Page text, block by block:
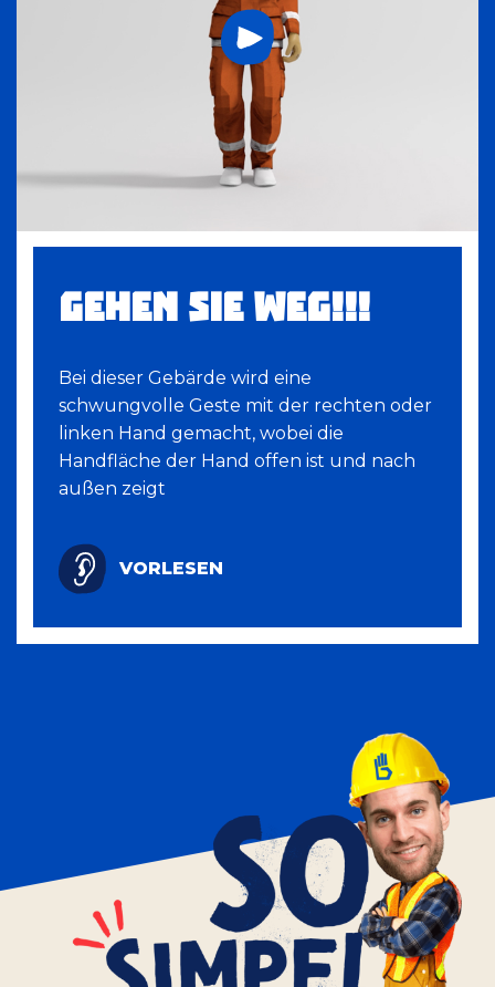
GEHEN SIE WEG!!!
Bei dieser Gebärde wird eine
schwungvolle Geste mit der rechten oder
linken Hand gemacht, wobei die
Handfläche der Hand offen ist und nach
außen zeigt
VORLESEN